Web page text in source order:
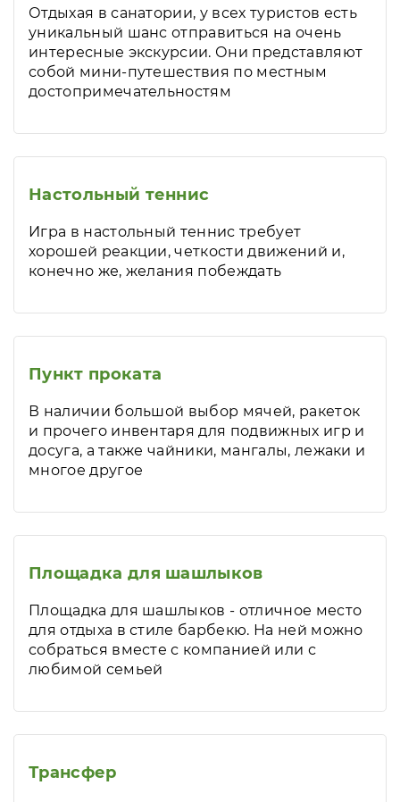
Отдыхая в санатории, у всех туристов есть
уникальный шанс отправиться на очень
интересные экскурсии. Они представляют
собой мини-путешествия по местным
достопримечательностям
Настольный теннис
Игра в настольный теннис требует
хорошей реакции, четкости движений и,
конечно же, желания побеждать
Пункт проката
В наличии большой выбор мячей, ракеток
и прочего инвентаря для подвижных игр и
досуга, а также чайники, мангалы, лежаки и
многое другое
Площадка для шашлыков
Площадка для шашлыков - отличное место
для отдыха в стиле барбекю. На ней можно
собраться вместе с компанией или с
любимой семьей
Трансфер